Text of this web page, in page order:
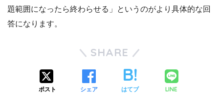
題範囲になったら終わらせる」というのがより具体的な回
答になります。
SHARE
ポスト シェア はてブ LINE